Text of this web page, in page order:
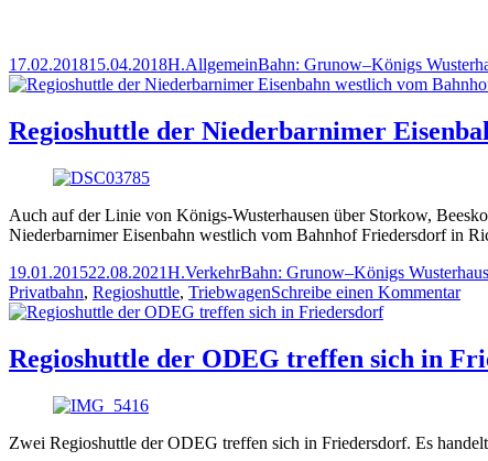
Veröffentlicht
am
17.02.201815.04.2018Autor
H.Kategorien
AllgemeinSchlagwörter
Bahn: Grunow–Königs
Regioshuttle der Niederbarnimer
Auch auf der Linie von Königs-Wusterhausen über Storkow,
Niederbarnimer Eisenbahn westlich vom Bahnhof Friedersdorf in
Veröffentlicht
am
19.01.201522.08.2021Autor
H.Kategorien
VerkehrSchlagwörter
Bahn: Grunow–Königs
Privatbahn, Regioshuttle, TriebwagenSchreibe einen Kommentarzu
Regioshuttle der ODEG treffen sich in
Zwei Regioshuttle der ODEG treffen sich in Friedersdorf. Es